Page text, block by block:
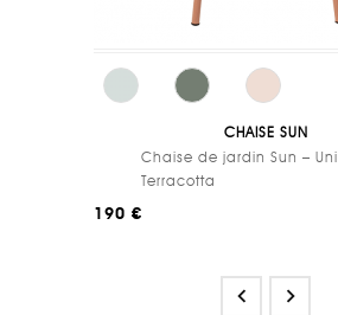
CHAISE SUN
Chaise de jardin Sun – Uni
Terracotta
190 €
 